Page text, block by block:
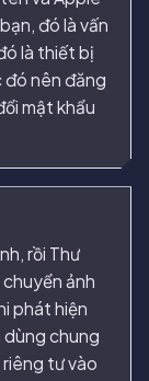
đó là vấn
là thiết bị
đó nên đăng
mật khẩu
rồi Thư
ảnh
phát hiện
dùng chung
tư vào